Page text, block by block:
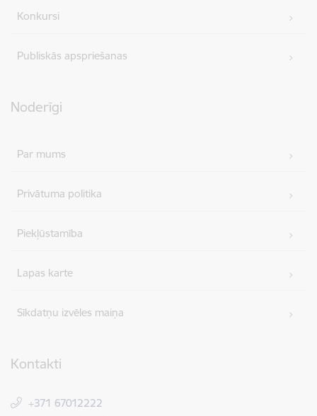
Konkursi
Publiskās apspriešanas
Noderīgi
Par mums
Privātuma politika
Piekļūstamība
Lapas karte
Sīkdatņu izvēles maiņa
Kontakti
+371 67012222